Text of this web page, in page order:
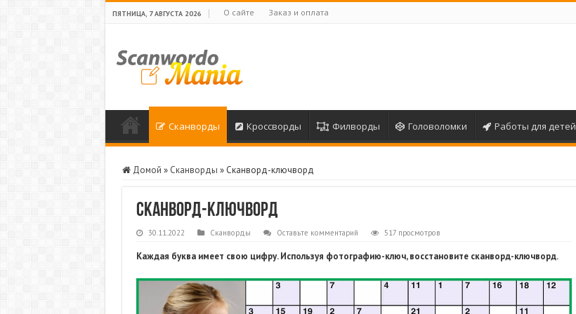
ПЯТНИЦА, 7 АВГУСТА 2026 О сайте Заказ и оплата
Сканворды Кроссворды Филворды Головоломки Работы для детей
Домой » Сканворды » Сканворд-ключворд
Сканворд-ключворд
30.11.2022 Сканворды Оставьте комментарий 517 просмотров
Каждая буква имеет свою цифру. Используя фотографию-ключ, восстановите сканворд-ключворд.